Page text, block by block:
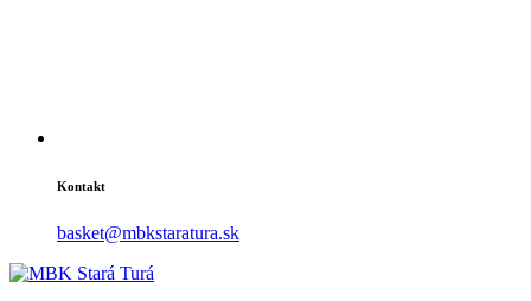
Kontakt
basket@mbkstaratura.sk